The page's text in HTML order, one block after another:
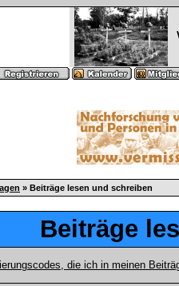
» Beiträge lesen und schreiben
Beiträge
die ich in meinen